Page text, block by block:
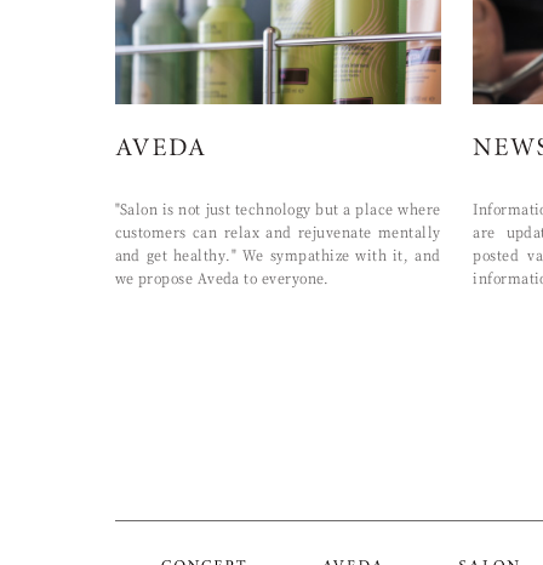
"Salon is not just technology but a place where
customers can relax and rejuvenate mentally
and get healthy." We sympathize with it, and
we propose Aveda to everyone.
are
posted